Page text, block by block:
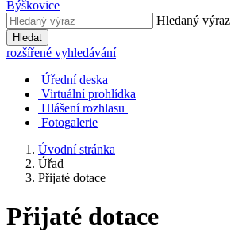
Býškovice
Hledaný výraz
Hledat
rozšířené vyhledávání
Úřední deska
Virtuální prohlídka
Hlášení rozhlasu
Fotogalerie
Úvodní stránka
Úřad
Přijaté dotace
Přijaté dotace